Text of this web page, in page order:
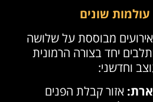
שונים
מבוססת על שלושה
יחד בצורה הרמונית
וחדשני:
אזור קבלת הפנים